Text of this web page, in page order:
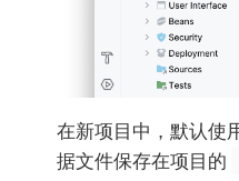
在新项目中，默认使
据文件保存在项目的